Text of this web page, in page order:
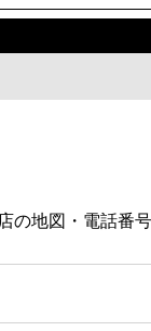
地図・電話番